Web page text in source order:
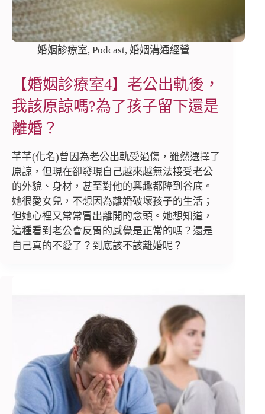
婚姻診療室, Podcast, 婚姻溝通經營
【婚姻診療室4】老公出軌後，
我該原諒嗎?為了孩子留下還是
離婚？
芊芊(化名)曾因為老公出軌受過傷，雖然選擇了
原諒，但現在卻發現自己越來越無法接受老公
的外貌、身材，甚至對他的興趣都降到谷底。
她很愛女兒，不想因為離婚破壞孩子的生活；
但她心裡又常常冒出離開的念頭。她想知道，
這種看到老公會反胃的感覺是正常的嗎？還是
自己真的不愛了？到底該不該離婚呢？